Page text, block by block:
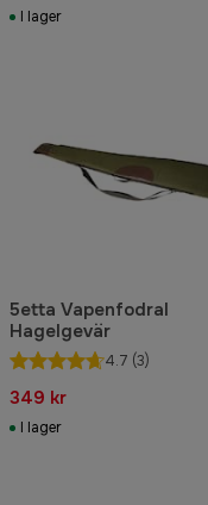
I lager
5etta Vapenfodral
Hagelgevär
4.7 (3)
349 kr
I lager